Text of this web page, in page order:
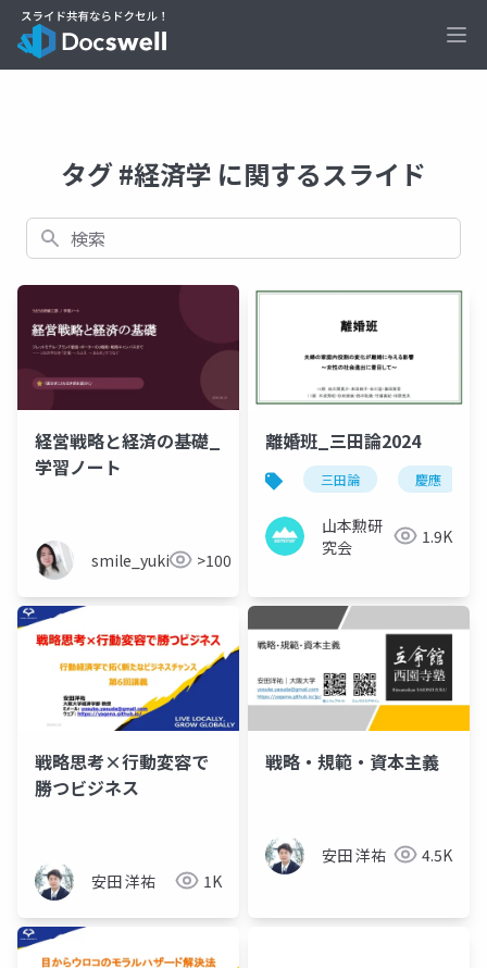
タグ #経済学 に関するスライド
検索
経営戦略と経済の基礎_
学習ノート
smile_yukiko_it>100
離婚班_三田論2024
三田論 慶應
山本勲研
究会
1.9K
戦略思考×行動変容で
勝つビジネス
安田 洋祐 1K
戦略・規範・資本主義
安田 洋祐 4.5K